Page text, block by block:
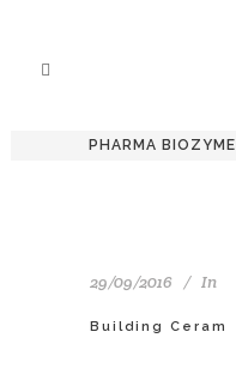
PHARMA BIOZYME
29/09/2016 In
Building Ceram